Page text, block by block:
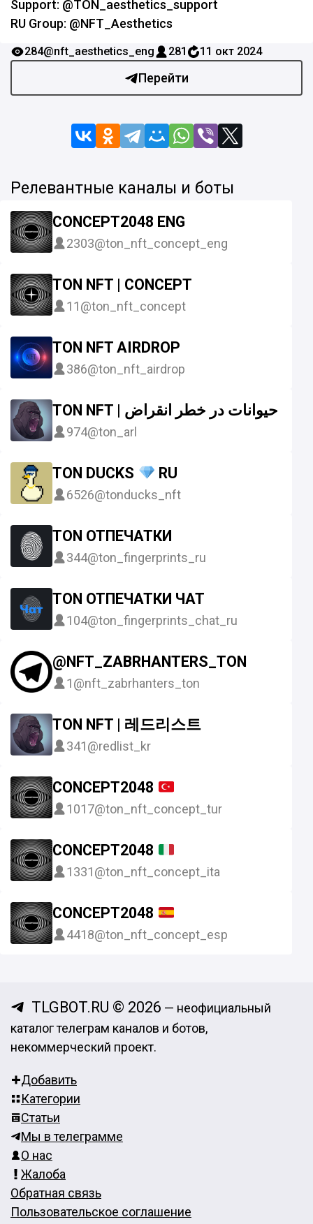
Support: @TON_aesthetics_support
RU Group: @NFT_Aesthetics
Перейти
284@nft_aesthetics_eng 281 11 окт 2024
Релевантные каналы и боты
CONCEPT2048 ENG
2303@ton_nft_concept_eng
TON NFT | CONCEPT
11@ton_nft_concept
TON NFT AIRDROP
386@ton_nft_airdrop
TON NFT | حیوانات در خطر انقراض
974@ton_arl
TON DUCKS RU
6526@tonducks_nft
TON ОТПЕЧАТКИ
344@ton_fingerprints_ru
TON ОТПЕЧАТКИ ЧАТ
104@ton_fingerprints_chat_ru
@NFT_ZABRHANTERS_TON
1@nft_zabrhanters_ton
TON NFT | 레드리스트
341@redlist_kr
CONCEPT2048
1017@ton_nft_concept_tur
CONCEPT2048
1331@ton_nft_concept_ita
CONCEPT2048
4418@ton_nft_concept_esp
TLGBOT.RU © 2026 — неофициальный
каталог телеграм каналов и ботов,
некоммерческий проект.
Добавить
Категории
Статьи
Мы в телеграмме
О нас
Жалоба
Обратная связь
Пользовательское соглашение